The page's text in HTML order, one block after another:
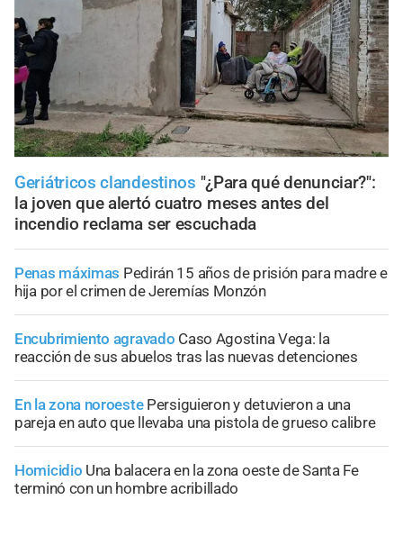
Geriátricos clandestinos "¿Para qué denunciar?":
la joven que alertó cuatro meses antes del
incendio reclama ser escuchada
Penas máximas Pedirán 15 años de prisión para madre e
hija por el crimen de Jeremías Monzón
Encubrimiento agravado Caso Agostina Vega: la
reacción de sus abuelos tras las nuevas detenciones
En la zona noroeste Persiguieron y detuvieron a una
pareja en auto que llevaba una pistola de grueso calibre
Homicidio Una balacera en la zona oeste de Santa Fe
terminó con un hombre acribillado